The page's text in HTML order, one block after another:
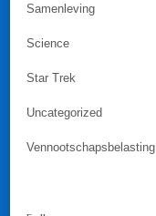
Samenleving
Science
Star Trek
Uncategorized
Vennootschapsbelasting